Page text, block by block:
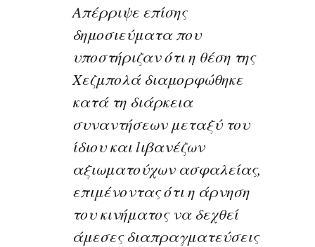
Απέρριψε επίσης
δημοσιεύματα που
υποστήριζαν ότι η θέση της
Χεζμπολά διαμορφώθηκε
κατά τη διάρκεια
συναντήσεων μεταξύ του
ίδιου και lιβανέζων
αξιωματούχων ασφαλείας,
επιμένοντας ότι η άρνηση
του κινήματος να δεχθεί
άμεσες διαπραγματεύσεις